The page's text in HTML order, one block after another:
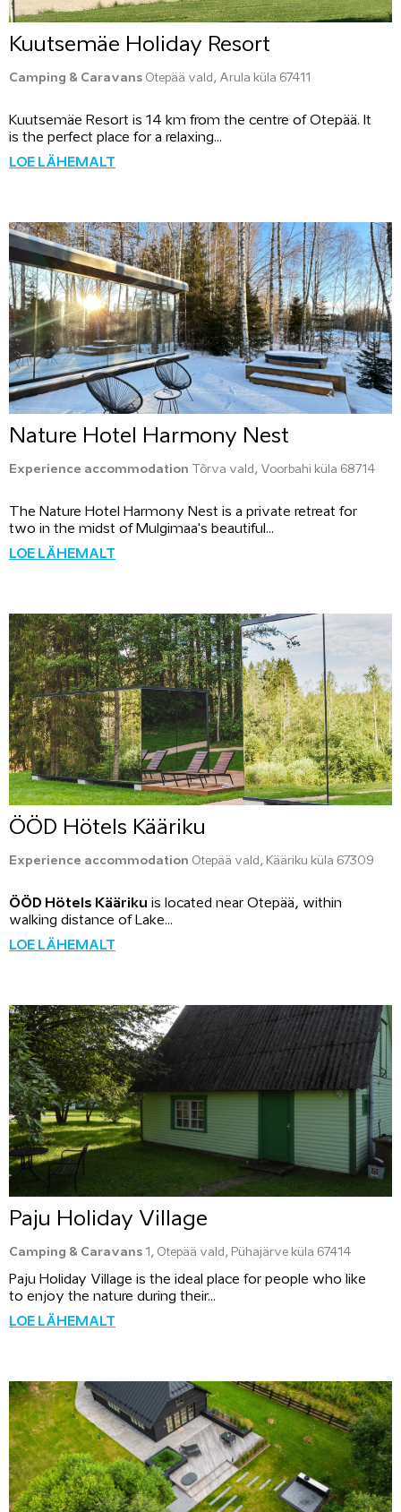
Kuutsemäe Holiday Resort
Camping & Caravans Otepää vald, Arula küla 67411
Kuutsemäe Resort is 14 km from the centre of Otepää. It
is the perfect place for a relaxing...
LOE LÄHEMALT
Nature Hotel Harmony Nest
Experience accommodation Tõrva vald, Voorbahi küla 68714
The Nature Hotel Harmony Nest is a private retreat for
two in the midst of Mulgimaa's beautiful...
LOE LÄHEMALT
ÖÖD Hötels Kääriku
Experience accommodation Otepää vald, Kääriku küla 67309
ÖÖD Hötels Kääriku is located near Otepää, within
walking distance of Lake...
LOE LÄHEMALT
Paju Holiday Village
Camping & Caravans 1, Otepää vald, Pühajärve küla 67414
Paju Holiday Village is the ideal place for people who like
to enjoy the nature during their...
LOE LÄHEMALT